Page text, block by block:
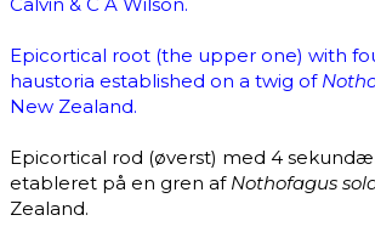
Epicortical root (the upper one) with
haustoria established on a twig of
New Zealand.
Epicortical rod (øverst) med 4
etableret på en gren af Nothofagus
Zealand.